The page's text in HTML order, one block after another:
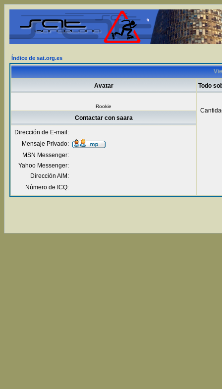
Índice de sat.org.es
Avatar Todo
Rookie
Contactar con saara
Dirección de E-mail:
Mensaje Privado:
MSN Messenger:
Yahoo Messenger:
Dirección AIM:
Número de ICQ: